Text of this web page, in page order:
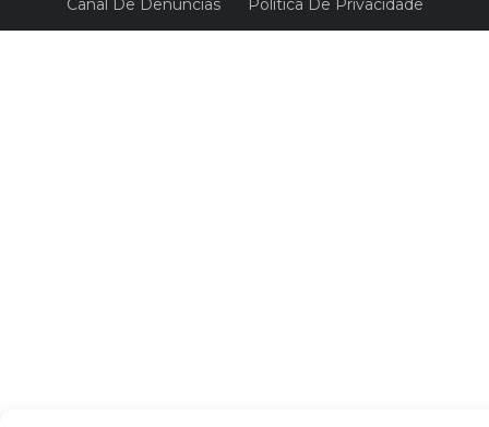
Canal De Denúncias Política De Privacidade